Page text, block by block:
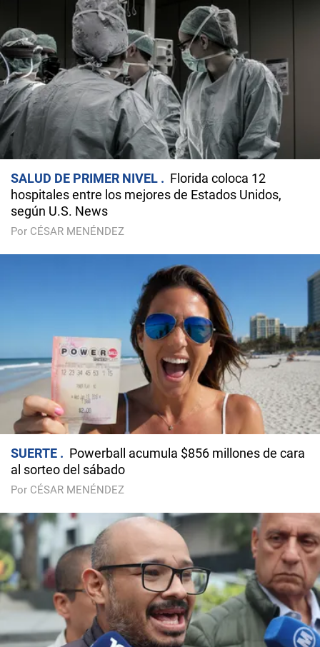
SALUD DE PRIMER NIVEL
Florida coloca 12
hospitales entre los mejores de Estados Unidos,
según U.S. News
Por CÉSAR MENÉNDEZ
SUERTE
Powerball acumula $856 millones de cara
al sorteo del sábado
Por CÉSAR MENÉNDEZ